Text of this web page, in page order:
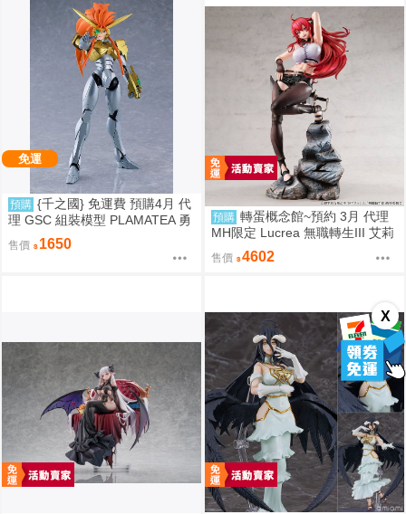
X
免運
預購 {千之國} 免運費 預購4月 代
理 GSC 組裝模型 PLAMATEA 勇
者王 獅子王凱 約16公分 9月10日
截止
售價 1650
預購 轉蛋概念館~預約 3月 代理
MH限定 Lucrea 無職轉生III 艾莉
絲 高約27公分 超商付款免訂金
售價 4602